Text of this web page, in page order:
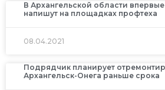
В Архангельской области
напишут на площадках профтеха
08.04.2021
Подрядчик планирует
Архангельск-Онега раньше срока